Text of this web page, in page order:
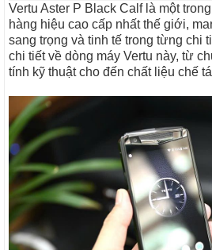
Vertu Aster P Black Calf là một
hàng hiệu cao cấp nhất thế giới,
sang trọng và tinh tế trong từng chi
chi tiết về dòng máy Vertu này, từ
tính kỹ thuật cho đến chất liệu chế